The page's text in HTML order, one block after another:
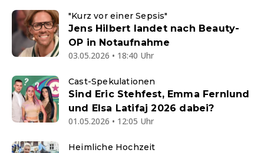
"Kurz vor einer Sepsis"
Jens Hilbert landet nach Beauty-
OP in Notaufnahme
03.05.2026 • 18:40 Uhr
Cast-Spekulationen
Sind Eric Stehfest, Emma Fernlund
und Elsa Latifaj 2026 dabei?
01.05.2026 • 12:05 Uhr
Heimliche Hochzeit